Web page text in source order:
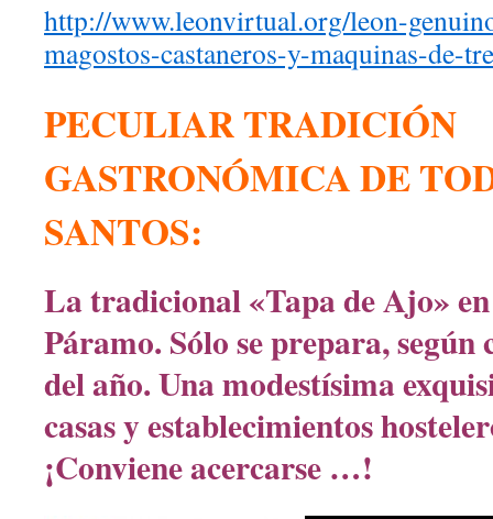
http://www.leonvirtual.org/leon-
magostos-castaneros-y-maquinas-de-
PECULIAR TRADICIÓN
GASTRONÓMICA DE
SANTOS:
La tradicional «Tapa de Ajo»
Páramo. Sólo se prepara, según
del año. Una modestísima
casas y establecimientos
¡Conviene acercarse …!